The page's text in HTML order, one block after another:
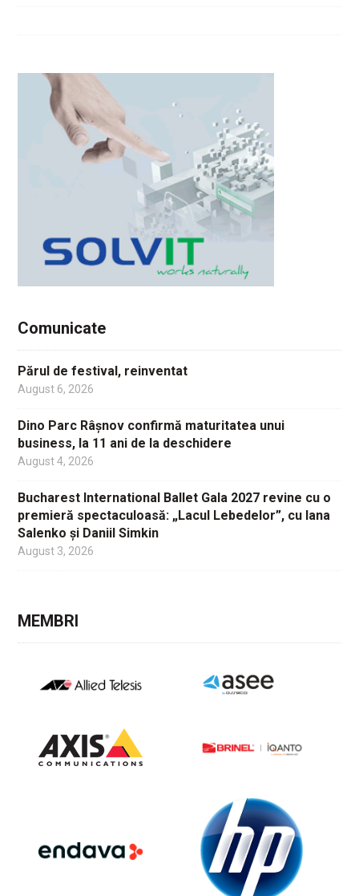
Comunicate
Părul de festival, reinventat
August 6, 2026
Dino Parc Râșnov confirmă maturitatea unui
business, la 11 ani de la deschidere
August 4, 2026
Bucharest International Ballet Gala 2027 revine cu o
premieră spectaculoasă: „Lacul Lebedelor”, cu Iana
Salenko și Daniil Simkin
August 3, 2026
MEMBRI